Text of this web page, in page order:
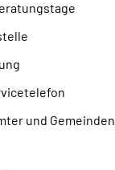
und Gemeinden